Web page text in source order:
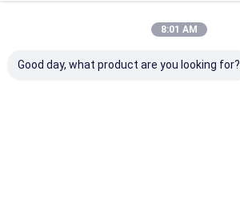
8:01 AM
Good day, what product are you looking for?